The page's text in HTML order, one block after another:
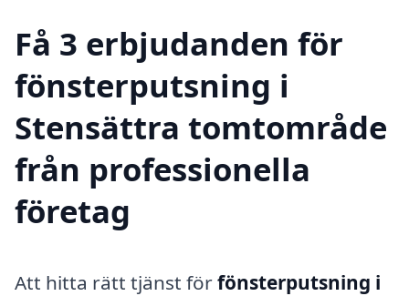
Få 3 erbjudanden för
fönsterputsning i
Stensättra tomtområde
från professionella
företag
Att hitta rätt tjänst förfönsterputsning i